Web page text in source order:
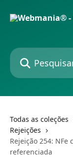
Pesquisar
Todas as coleções
Rejeições
Rejeição 254:
referenciada